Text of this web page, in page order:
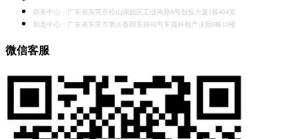
商务中心：广东省东莞市松山湖园区工业南路8号创投大厦1栋404室
制造中心：广东省东莞市寮步香园东路60号东晟科创产业园6栋10楼
微信客服